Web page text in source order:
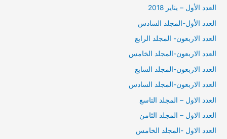
العدد الأول – يناير 2018
العدد الأول-المجلد السادس
العدد الاربعون- المجلد الرابع
العدد الاربعون-المجلد الخامس
العدد الاربعون-المجلد السابع
العدد الاربعون-المجلد السادس
العدد الاول – المجلد التاسع
العدد الاول – المجلد الثامن
العدد الاول -المجلد الخامس